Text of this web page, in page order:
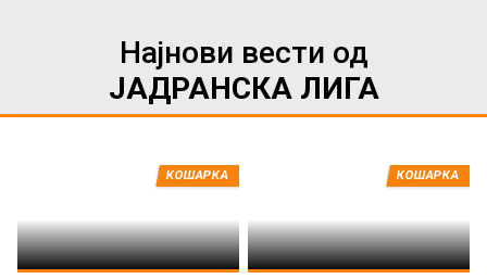
Најнови вести од
ЈАДРАНСКА ЛИГА
КОШАРКА КОШАРКА